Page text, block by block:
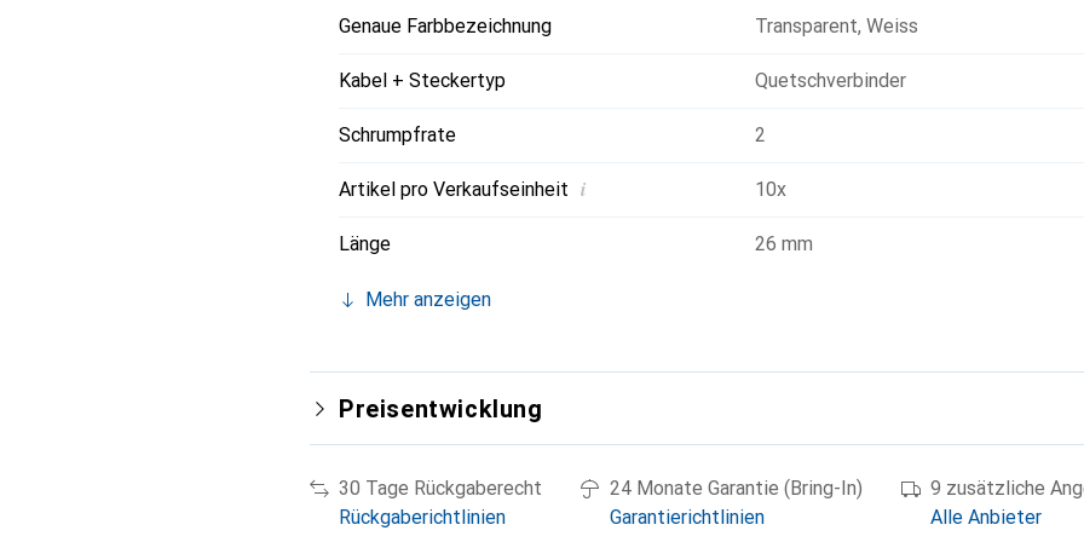
Genaue Farbbezeichnung Transparent, Weiss
Kabel + Steckertyp Quetschverbinder
Schrumpfrate 2
Artikel pro Verkaufseinheit i 10x
Länge 26 mm
Mehr anzeigen
Preisentwicklung
30 Tage Rückgaberecht
Rückgaberichtlinien
24 Monate Garantie (Bring-In)
Garantierichtlinien
9 zusätzliche
Alle Anbieter